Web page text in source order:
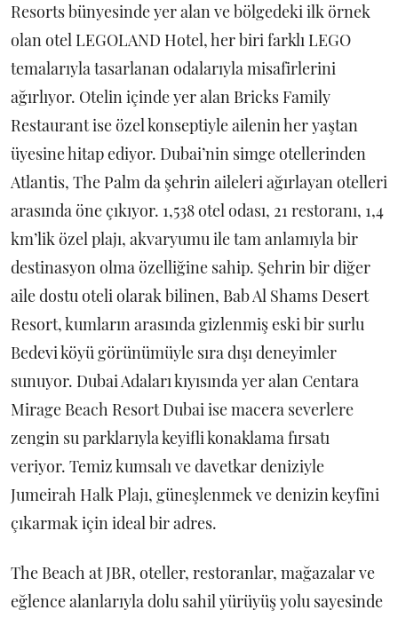
Resorts bünyesinde yer alan ve bölgedeki ilk örnek
olan otel LEGOLAND Hotel, her biri farklı LEGO
temalarıyla tasarlanan odalarıyla misafirlerini
ağırlıyor. Otelin içinde yer alan Bricks Family
Restaurant ise özel konseptiyle ailenin her yaştan
üyesine hitap ediyor. Dubai’nin simge otellerinden
Atlantis, The Palm da şehrin aileleri ağırlayan otelleri
arasında öne çıkıyor. 1,538 otel odası, 21 restoranı, 1,4
km’lik özel plajı, akvaryumu ile tam anlamıyla bir
destinasyon olma özelliğine sahip. Şehrin bir diğer
aile dostu oteli olarak bilinen, Bab Al Shams Desert
Resort, kumların arasında gizlenmiş eski bir surlu
Bedevi köyü görünümüyle sıra dışı deneyimler
sunuyor. Dubai Adaları kıyısında yer alan Centara
Mirage Beach Resort Dubai ise macera severlere
zengin su parklarıyla keyifli konaklama fırsatı
veriyor. Temiz kumsalı ve davetkar deniziyle
Jumeirah Halk Plajı, güneşlenmek ve denizin keyfini
çıkarmak için ideal bir adres.
The Beach at JBR, oteller, restoranlar, mağazalar ve
eğlence alanlarıyla dolu sahil yürüyüş yolu sayesinde